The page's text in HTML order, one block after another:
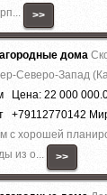
>>
дома
Северо-Запад
Цена: 22 000
+79112770142
хорошей
из о...
>>